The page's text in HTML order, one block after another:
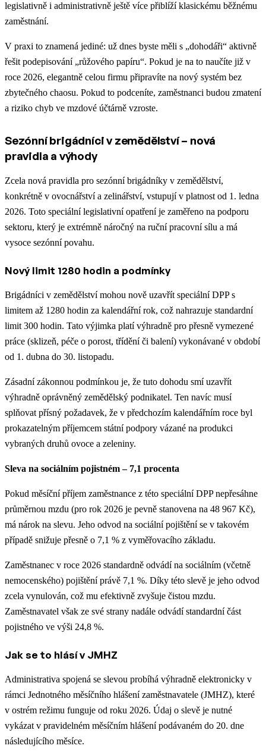
legislativně i administrativně ještě více přiblíží klasickému běžnému
zaměstnání.
V praxi to znamená jediné: už dnes byste měli s „dohodáři“ aktivně
řešit podepisování „růžového papíru“. Pokud je na to naučíte již v
roce 2026, elegantně celou firmu připravíte na nový systém bez
zbytečného chaosu. Pokud to podceníte, zaměstnanci budou zmatení
a riziko chyb ve mzdové účtárně vzroste.
Sezónní brigádníci v zemědělství – nová
pravidla a výhody
Zcela nová pravidla pro sezónní brigádníky v zemědělství,
konkrétně v ovocnářství a zelinářství, vstupují v platnost od 1. ledna
2026. Toto speciální legislativní opatření je zaměřeno na podporu
sektoru, který je extrémně náročný na ruční pracovní sílu a má
vysoce sezónní povahu.
Nový limit 1280 hodin a podmínky
Brigádníci v zemědělství mohou nově uzavřít speciální DPP s
limitem až 1280 hodin za kalendářní rok, což nahrazuje standardní
limit 300 hodin. Tato výjimka platí výhradně pro přesně vymezené
práce (sklizeň, péče o porost, třídění či balení) vykonávané v období
od 1. dubna do 30. listopadu.
Zásadní zákonnou podmínkou je, že tuto dohodu smí uzavřít
výhradně oprávněný zemědělský podnikatel. Ten navíc musí
splňovat přísný požadavek, že v předchozím kalendářním roce byl
prokazatelným příjemcem státní podpory vázané na produkci
vybraných druhů ovoce a zeleniny.
Sleva na sociálním pojistném – 7,1 procenta
Pokud měsíční příjem zaměstnance z této speciální DPP nepřesáhne
průměrnou mzdu (pro rok 2026 je pevně stanovena na 48 967 Kč),
má nárok na slevu. Jeho odvod na sociální pojištění se v takovém
případě snižuje přesně o 7,1 % z vyměřovacího základu.
Zaměstnanec v roce 2026 standardně odvádí na sociálním (včetně
nemocenského) pojištění právě 7,1 %. Díky této slevě je jeho odvod
zcela vynulován, což mu efektivně zvyšuje čistou mzdu.
Zaměstnavatel však ze své strany nadále odvádí standardní část
pojistného ve výši 24,8 %.
Jak se to hlásí v JMHZ
Administrativa spojená se slevou probíhá výhradně elektronicky v
rámci Jednotného měsíčního hlášení zaměstnavatele (JMHZ), které
v ostrém režimu funguje od roku 2026. Údaj o slevě je nutné
vykázat v pravidelném měsíčním hlášení podávaném do 20. dne
následujícího měsíce.